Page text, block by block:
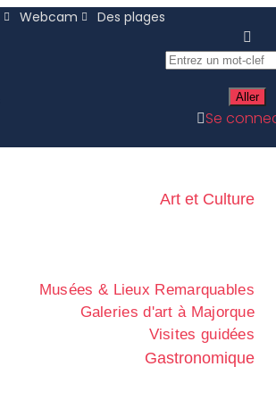
Webcam Des plages
Se
Art et Culture
Musées & Lieux Remarquables
Galeries d'art à Majorque
Visites guidées
Gastronomique